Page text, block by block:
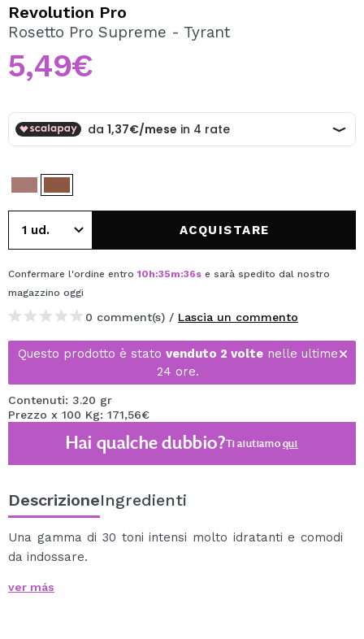
Creando un account su Maquibeauty.it potrai fare i tuoi
acquisti velocemente, controllare lo stato dei tuoi ordini e
consultare le tue operazioni precedenti.
CREARE UN ACCOUNT
Revolution Pro
Rosetto Pro Supreme - Tyrant
5,49€
ACQUISTARE
Confermare l'ordine entro 10h:35m:36s e sarà spedito dal nostro
magazzino oggi
0 comment(s) / Lascia un commento
Questo prodotto è stato venduto 2 volte nelle ultime
24 ore.
Contenuti: 3.20 gr
Prezzo x 100 Kg: 171,56€
Hai qualche dubbio?Ti aiutiamoqui
DescrizioneIngredienti
Una gamma di 30 toni intensi molto idratanti e comodi
da indossare.
sola passata.
ver más